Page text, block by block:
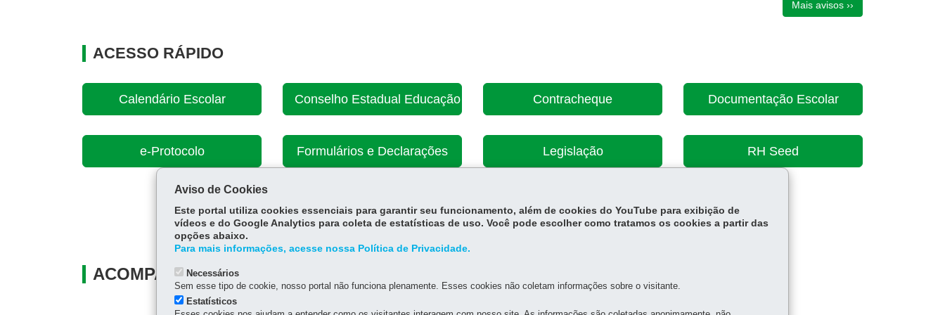
Mais avisos ››
ACESSO RÁPIDO
Calendário Escolar Conselho Estadual Educação Contracheque Documentação Escolar
e-Protocolo Formulários e Declarações Legislação RH Seed
ACOMPANHE
Aviso de Cookies
Este portal utiliza cookies essenciais para garantir seu funcionamento, além de cookies do YouTube para exibição de
vídeos e do Google Analytics para coleta de estatísticas de uso. Você pode escolher como tratamos os cookies a partir das
opções abaixo.
Para mais informações, acesse nossa Política de Privacidade.
Necessários
Sem esse tipo de cookie, nosso portal não funciona plenamente. Esses cookies não coletam informações sobre o visitante.
Estatísticos